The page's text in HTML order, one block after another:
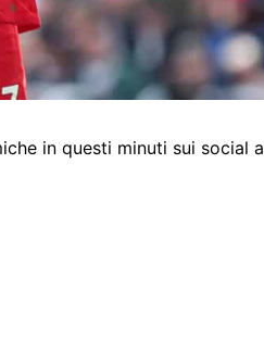
in questi minuti sui social a